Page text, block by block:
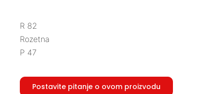
R 82
Rozetna
P 47
Postavite pitanje o ovom proizvodu